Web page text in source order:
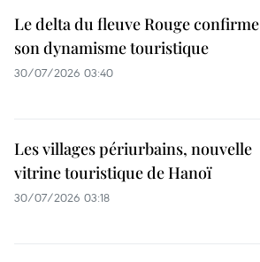
Le delta du fleuve Rouge confirme
son dynamisme touristique
30/07/2026 03:40
Les villages périurbains, nouvelle
vitrine touristique de Hanoï
30/07/2026 03:18